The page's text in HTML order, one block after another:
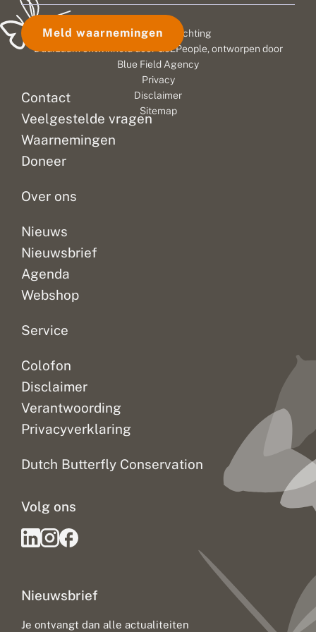
f
t
e
industrie.
Hoe
komen
we
het
ontwikkelde
overheidsbeleid
ook
Contact
Veelgestelde vragen
Waarnemingen
Doneer
Over ons
Nieuws
Nieuwsbrief
Agenda
Webshop
Service
Colofon
Disclaimer
Verantwoording
Privacyverklaring
Dutch Butterfly Conservation
Nieuwsbrief
Je ontvangt dan alle actualiteiten
Volg ons
Meld waarnemingen
© 2026 Vlinderstichting
Duurzaam ontwikkeld door
Go2People, ontworpen door
Blue Field Agency
Privacy
Disclaimer
Sitemap